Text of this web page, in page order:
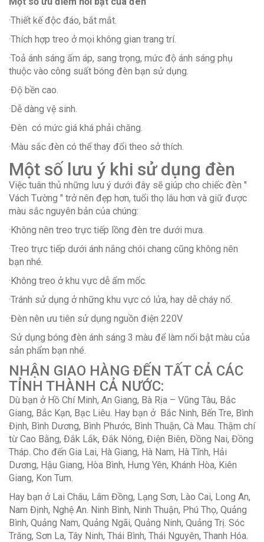
·Thiết kế độc đáo, bắt mắt.
·Thích hợp treo ở mọi không gian trang trí.
·Toả ánh sáng ấm áp, sang trọng, mức độ ánh sáng phụ
thuộc vào công suất bóng đèn bạn sử dụng.
·Độ bền cao.
·Dễ dàng vệ sinh.
·Đèn có mức giá khá phải chăng.
·Màu sắc đèn có thể thay đổi theo sở thích.
Một số lưu ý khi sử dụng đèn
Việc tuân thủ những lưu ý dưới đây sẽ giúp cho chiếc đèn "
Vách Tường " trở nên đẹp hơn, tuổi thọ lâu hơn và giữ được
màu sắc nguyên bản của chúng:
·Không nên treo trực tiếp lồng đèn tre dưới mưa.
·Treo trực tiếp dưới ánh nắng chói chang cũng không nên
bạn nhé.
·Không treo ở khu vực dễ ẩm mốc.
·Tránh sử dụng ở những khu vực có lửa, hay dễ cháy nổ.
·Đèn nên ưu tiên sử dụng nguồn điện 220V
·Sử dụng bóng đèn ánh sáng 3 màu để làm nổi bật màu của
sản phẩm bạn nhé.
NHẬN GIAO HÀNG ĐẾN TẤT CẢ CÁC
TỈNH THÀNH CẢ NƯỚC:
Dù bạn ở Hồ Chí Minh, An Giang, Bà Rịa – Vũng Tàu, Bắc
Giang, Bắc Kạn, Bạc Liêu. Hay bạn ở Bắc Ninh, Bến Tre, Bình
Định, Bình Dương, Bình Phước, Bình Thuận, Cà Mau. Thậm chí
từ Cao Bằng, Đắk Lắk, Đắk Nông, Điện Biên, Đồng Nai, Đồng
Tháp. Cho đến Gia Lai, Hà Giang, Hà Nam, Hà Tĩnh, Hải
Dương, Hậu Giang, Hòa Bình, Hưng Yên, Khánh Hòa, Kiên
Giang, Kon Tum.
Hay bạn ở Lai Châu, Lâm Đồng, Lạng Sơn, Lào Cai, Long An,
Nam Định, Nghệ An. Ninh Bình, Ninh Thuận, Phú Thọ, Quảng
Bình, Quảng Nam, Quảng Ngãi, Quảng Ninh, Quảng Trị. Sóc
Trăng, Sơn La, Tây Ninh, Thái Bình, Thái Nguyên, Thanh Hóa.